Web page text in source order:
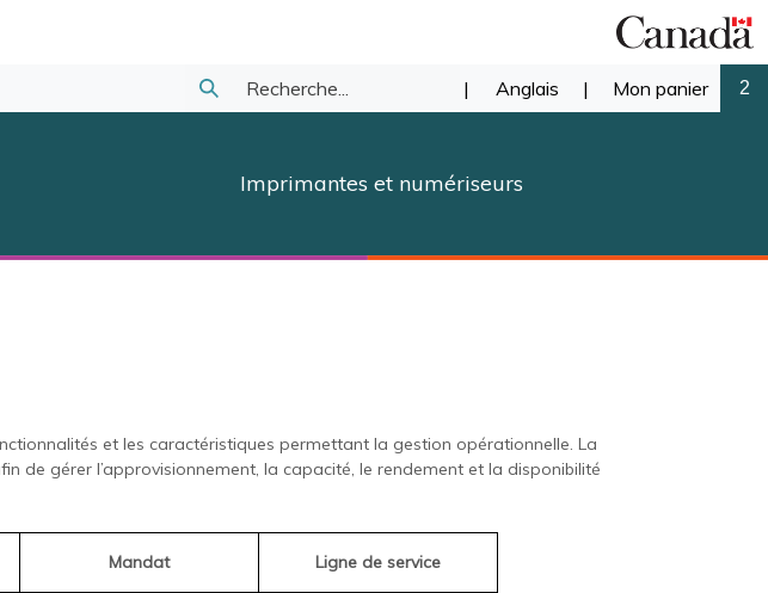
Recherche
notre
Soumettre
recherche
| Anglais | Mon panier 2
Imprimantes et numériseurs
et les caractéristiques permettant la gestion opérationnelle. La
de gérer l’approvisionnement, la capacité, le rendement et la disponibilité
Mandat Ligne de service